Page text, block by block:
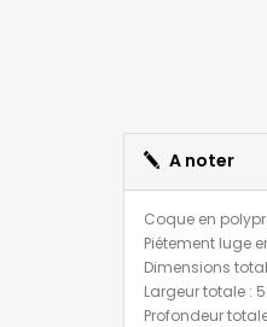
A noter
Coque en
Piétement luge
Dimensions
Largeur totale :
Profondeur